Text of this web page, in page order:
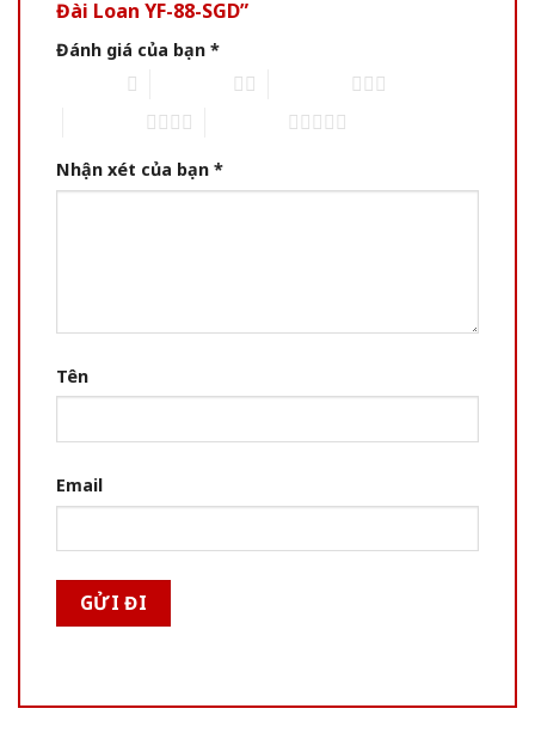
Đài Loan YF-88-SGD”
Đánh giá của bạn *
Nhận xét của bạn *
Tên
Email